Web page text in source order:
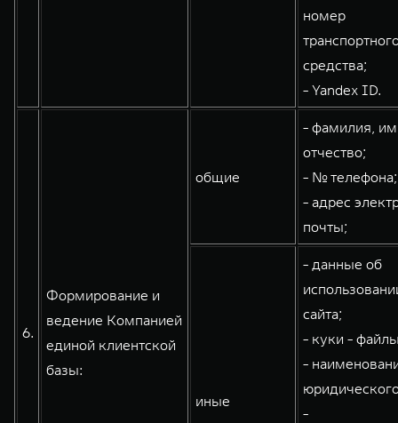
номер
средства;
- Yandex ID.
6.
Формирование и
ведение Компанией
единой клиентской
базы:
общие
- фамилия,
отчество;
- № телефона;
- адрес
почты;
иные
- данные об
сайта;
- куки -
-
-